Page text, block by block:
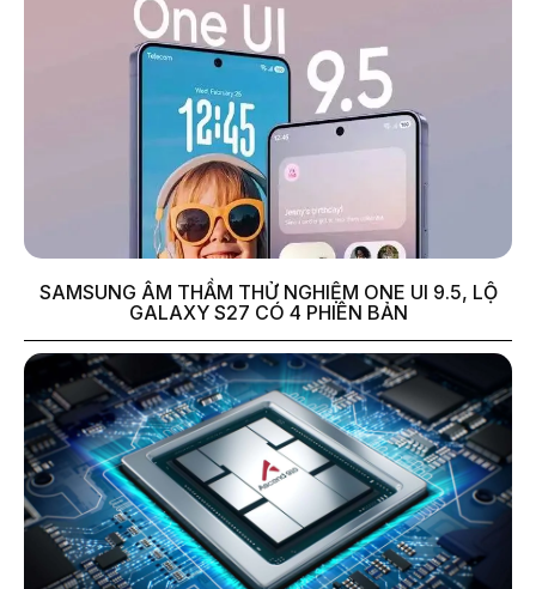
SAMSUNG ÂM THẦM THỬ NGHIỆM ONE UI 9.5, LỘ
GALAXY S27 CÓ 4 PHIÊN BẢN